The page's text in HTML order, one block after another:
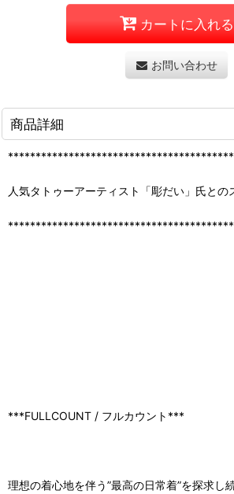
カートに入れる
お問い合わせ
商品詳細
人気タトゥーアーティスト「彫だい」氏との
***FULLCOUNT / フルカウント***
理想の着心地を伴う”最高の日常着”を探求し